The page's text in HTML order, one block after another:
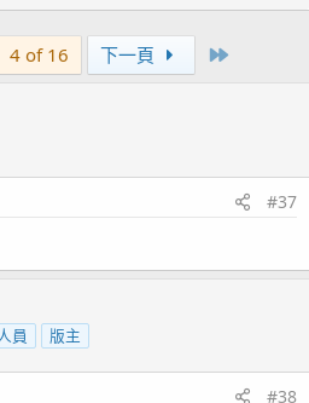
來討論，讓我們一起來一步步
海底世界
4 of 16 下一頁
#37
員 版主
#38